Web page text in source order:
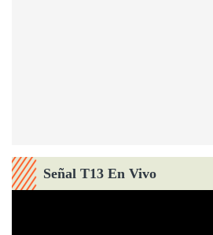
Señal T13 En Vivo